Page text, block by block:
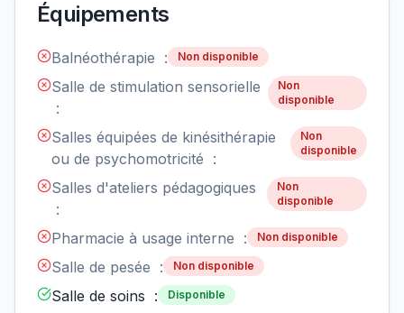
Équipements
Balnéothérapie : Non disponible
Salle de stimulation sensorielle
:
Non
disponible
Salles équipées de kinésithérapie
ou de psychomotricité :
Non
disponible
Salles d'ateliers pédagogiques
:
Non
disponible
Pharmacie à usage interne : Non disponible
Salle de pesée : Non disponible
Salle de soins : Disponible